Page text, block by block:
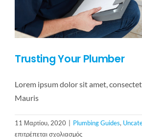
Trusting Your Plumber
Lorem ipsum dolor sit amet,
Mauris
11 Μαρτίου, 2020 Plumbing Guides,
επιτρέπεται σχολιασμόςστο